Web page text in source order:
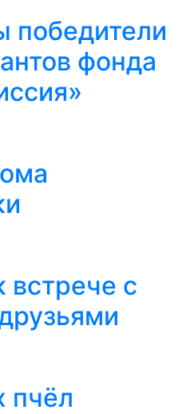
победители
фонда
с
пчёл